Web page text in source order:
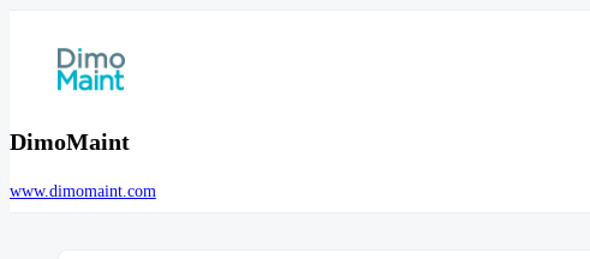
DimoMaint
www.dimomaint.com